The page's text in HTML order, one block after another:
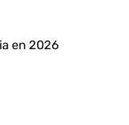
en 2026